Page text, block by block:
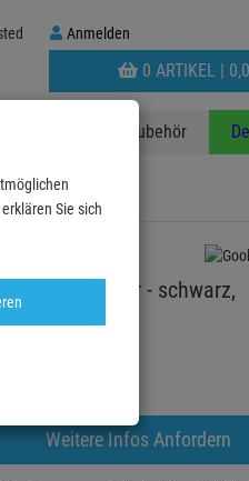
Anmelden
Anmelden
WARENKORB
AUFKLAPPEN
0 ARTIKEL | 0,
Zubehör
- schwarz,
Weitere Infos Anfordern
Sie sich